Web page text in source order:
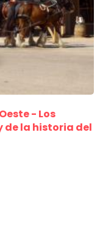
- Los
de la historia del